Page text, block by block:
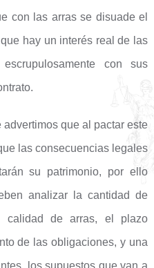
con las arras se disuade el
hay un interés real de las
con sus
advertimos que al pactar este
las consecuencias legales
su patrimonio, por ello
analizar la cantidad de
de arras, el plazo
de las obligaciones, y una
los supuestos que van a